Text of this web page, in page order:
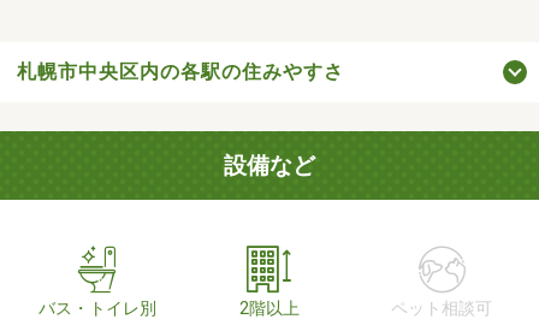
札幌市中央区内の各駅の住みやすさ
設備など
バス・トイレ別 2階以上 ペット相談可